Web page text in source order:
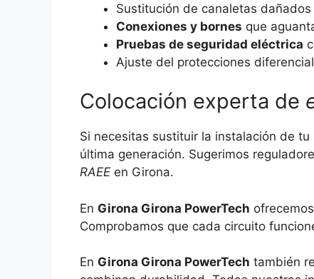
Sustitución de canaletas
Conexiones y bornes que
Pruebas de seguridad eléctrica
Ajuste del protecciones
Colocación experta de
Si necesitas sustituir la instalación de tu
última generación. Sugerimos
RAEE en Girona.
En Girona Girona PowerTech
Comprobamos que cada circuito
En Girona Girona PowerTech también